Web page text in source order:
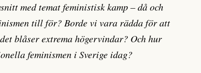
med temat feministisk kamp – då och
till för? Borde vi vara rädda för att
blåser extrema högervindar? Och hur
feminismen i Sverige idag?